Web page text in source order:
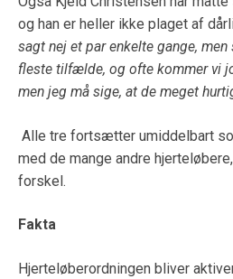
og han er heller ikke plaget af
sagt nej et par enkelte gange,
fleste tilfælde, og ofte kommer vi
men jeg må sige, at de meget
Alle tre fortsætter umiddelbart
med de mange andre
forskel.
Fakta
Hjerteløberordningen bliver